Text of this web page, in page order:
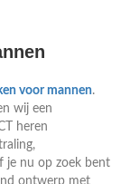
voor mannen.
wij een
heren
je nu op zoek bent